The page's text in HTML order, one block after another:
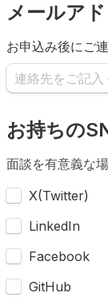
メールア
お申込み後にご
お持ちの
面談を有意義な
Untitled
X(Twitter)
LinkedIn
Facebook
GitHub